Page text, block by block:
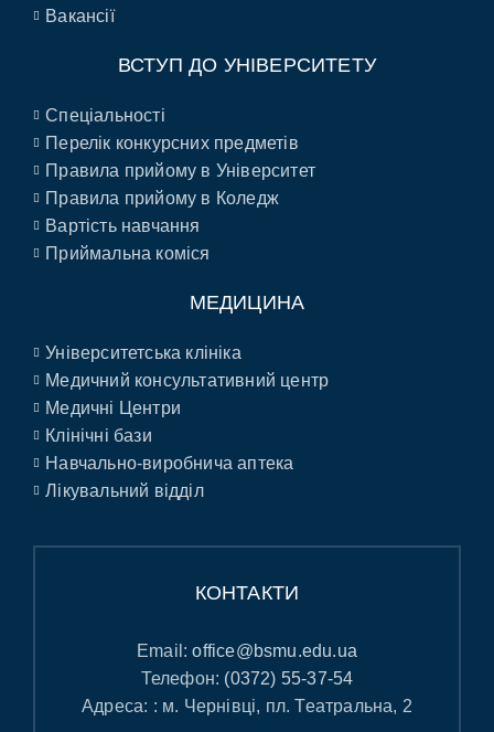
Вакансії
ВСТУП ДО УНІВЕРСИТЕТУ
Спеціальності
Перелік конкурсних предметів
Правила прийому в Університет
Правила прийому в Коледж
Вартість навчання
Приймальна коміся
МЕДИЦИНА
Університетська клініка
Медичний консультативний центр
Медичні Центри
Клінічні бази
Навчально-виробнича аптека
Лікувальний відділ
КОНТАКТИ
Email:office@bsmu.edu.ua
Телефон: (0372) 55-37-54
Адреса: : м. Чернівці, пл. Театральна, 2